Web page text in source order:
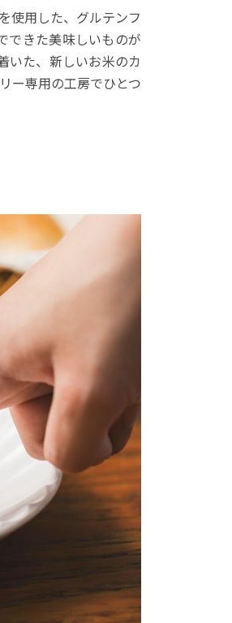
使用した、グルテンフ
できた美味しいものが
いた、新しいお米のカ
ー専用の工房でひとつ